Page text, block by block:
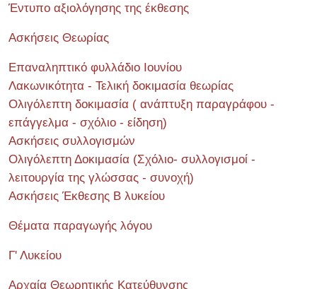
Έντυπο αξιολόγησης της έκθεσης
Ασκήσεις Θεωρίας
Επαναληπτικό φυλλάδιο Ιουνίου
Λακωνικότητα - Τελική δοκιμασία θεωρίας
Ολιγόλεπτη δοκιμασία ( ανάπτυξη παραγράφου -
επάγγελμα - σχόλιο - είδηση)
Ασκήσεις συλλογισμών
Ολιγόλεπτη Δοκιμασία (Σχόλιο- συλλογισμοί -
λειτουργία της γλώσσας - συνοχή)
Ασκήσεις Έκθεσης Β λυκείου
Θέματα παραγωγής λόγου
Γ' Λυκείου
Αρχαία Θεωρητικής Κατεύθυνσης